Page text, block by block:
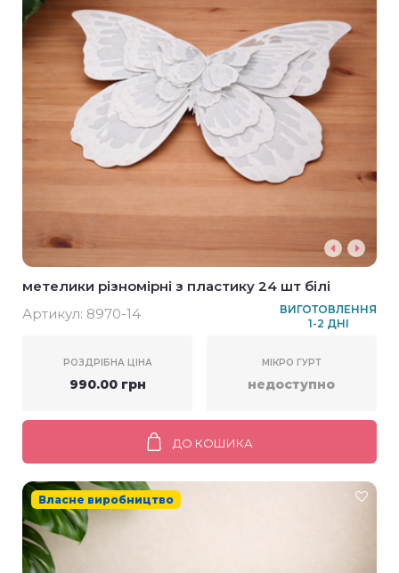
метелики різномірні з пластику 24 шт білі
Артикул: 8970-14
ВИГОТОВЛЕННЯ
1-2 ДНІ
РОЗДРІБНА ЦІНА
990.00 грн
МІКРО ГУРТ
недоступно
ДО КОШИКА
Власне виробництво